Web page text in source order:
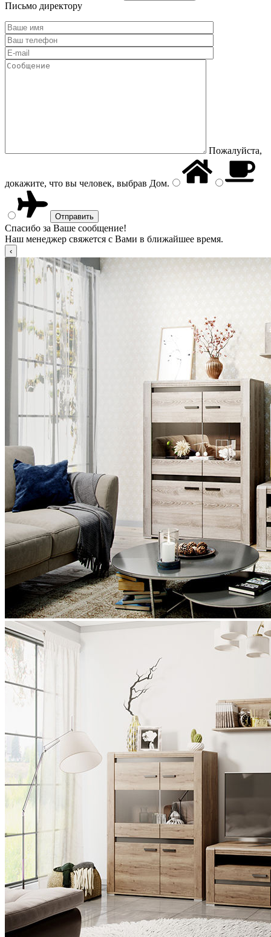
Письмо директору
Пожалуйста,
докажите, что вы человек, выбрав Дом.
Спасибо за Ваше сообщение!
Наш менеджер свяжется с Вами в ближайшее время.